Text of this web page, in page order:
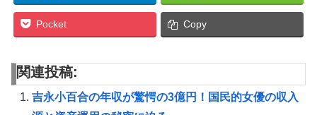
Pocket Copy
関連投稿:
吉永小百合の年収が驚愕の3億円！国民的女優の収入